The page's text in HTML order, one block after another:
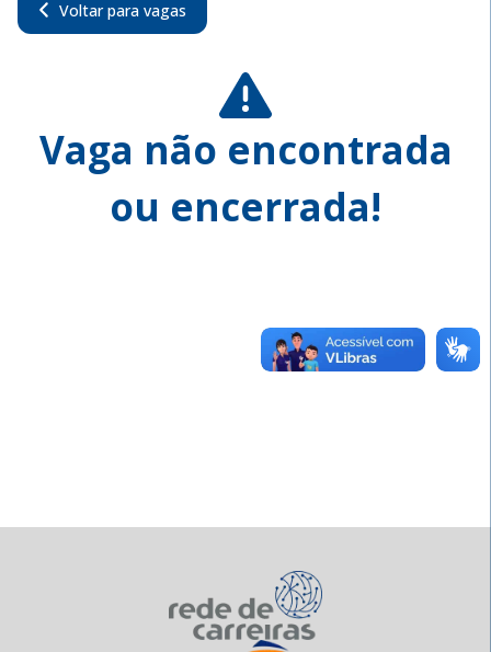
Voltar para vagas
Vaga não encontrada
ou encerrada!